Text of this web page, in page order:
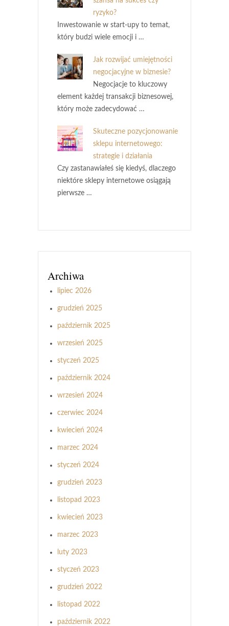
ryzyko?
Inwestowanie w start-upy to temat,
który budzi wiele emocji i …
Jak rozwijać umiejętności
negocjacyjne w biznesie?
Negocjacje to kluczowy
element każdej transakcji biznesowej,
który może zadecydować …
Skuteczne pozycjonowanie
sklepu internetowego:
strategie i działania
Czy zastanawiałeś się kiedyś, dlaczego
niektóre sklepy internetowe osiągają
pierwsze …
Archiwa
lipiec 2026
grudzień 2025
październik 2025
wrzesień 2025
styczeń 2025
październik 2024
wrzesień 2024
czerwiec 2024
kwiecień 2024
marzec 2024
styczeń 2024
grudzień 2023
listopad 2023
kwiecień 2023
marzec 2023
luty 2023
styczeń 2023
grudzień 2022
listopad 2022
październik 2022